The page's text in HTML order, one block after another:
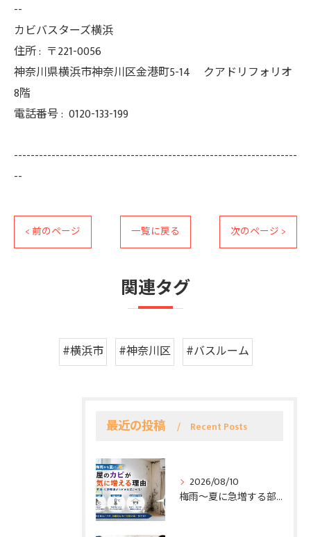
--
カビバスターズ横浜
住所 : 〒221-0056
神奈川県横浜市神奈川区金港町5-14 クアドリフォリオ
8階
電話番号 : 0120-133-199
--------------------------------------------------------------------
--
< 前のページ 一覧に戻る 次のページ >
関連タグ
#横浜市 #神奈川区 #バスルーム
最近の投稿 Recent Posts
2026/08/10
梅雨〜夏に急増する部屋のカビ対策｜時期別チェックリスト完全ガイド